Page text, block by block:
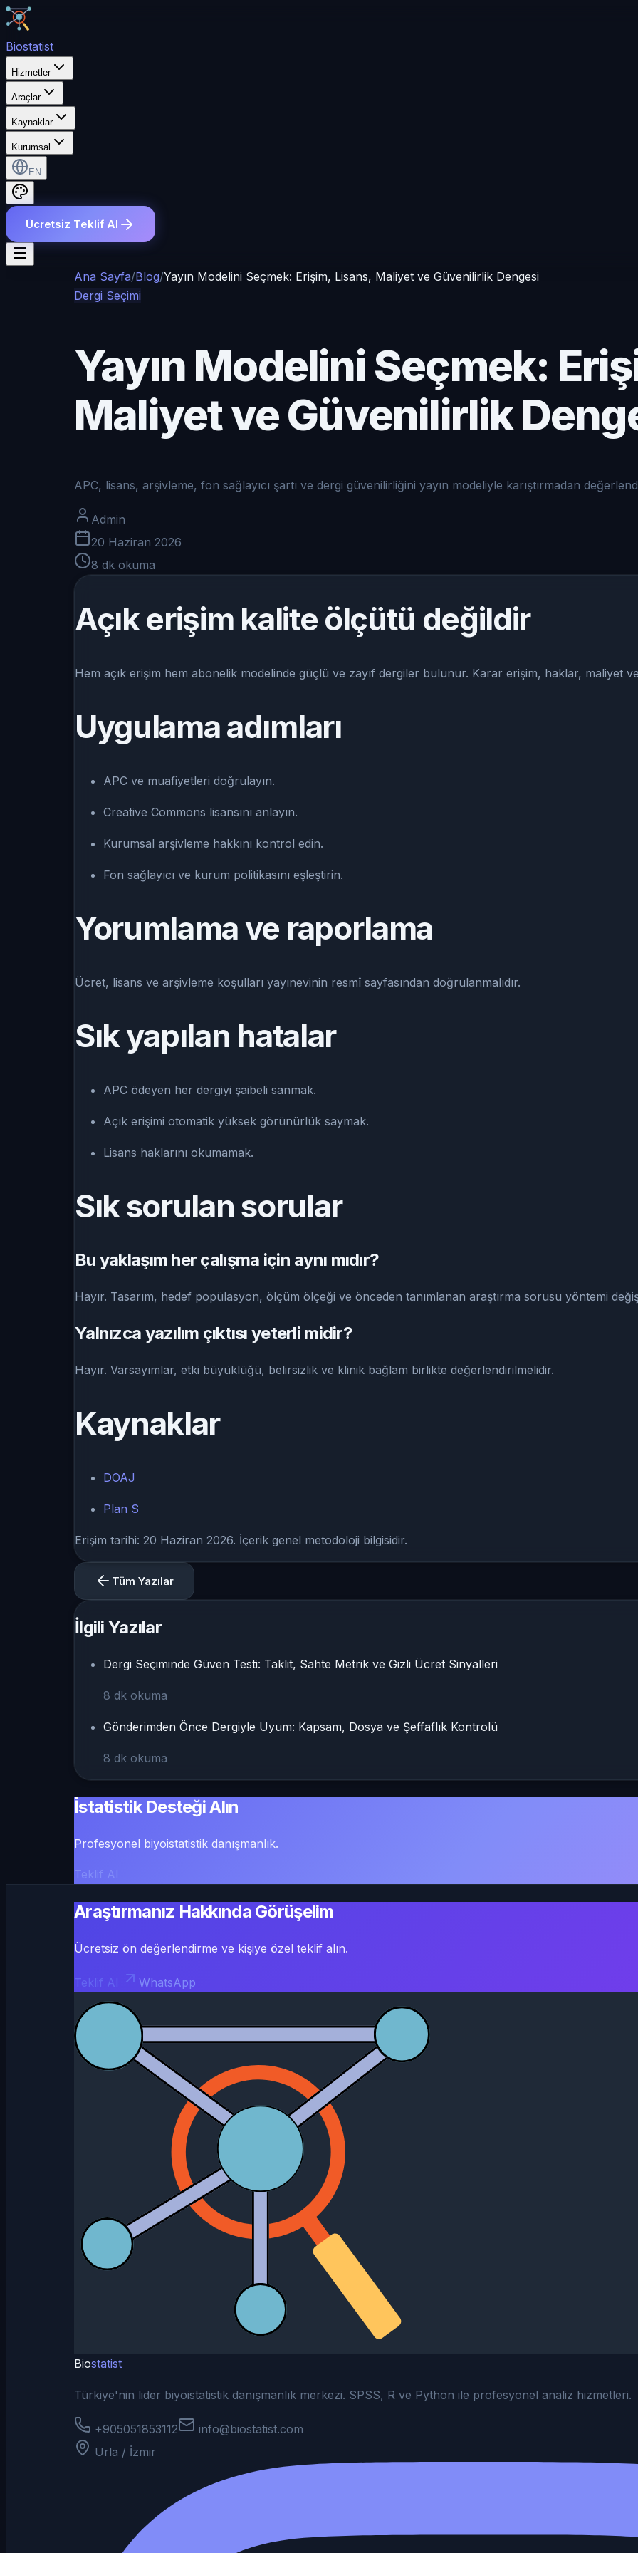
Biostatist
Hizmetler
Araçlar
Kaynaklar
Kurumsal
EN
Ücretsiz Teklif Al
Ana Sayfa/Blog/Yayın Modelini Seçmek: Erişim, Lisans, Maliyet ve Güvenilirlik Dengesi
Dergi Seçimi
Yayın Modelini Seçmek:
Maliyet ve Güvenilirlik
APC, lisans, arşivleme, fon sağlayıcı şartı ve dergi güvenilirliğini yayın modeliyle karıştırmadan
Admin
20 Haziran 2026
8 dk okuma
Açık erişim kalite ölçütü değildir
Hem açık erişim hem abonelik modelinde güçlü ve zayıf dergiler bulunur. Karar erişim, haklar, maliyet
Uygulama adımları
APC ve muafiyetleri doğrulayın.
Creative Commons lisansını anlayın.
Kurumsal arşivleme hakkını kontrol edin.
Fon sağlayıcı ve kurum politikasını eşleştirin.
Yorumlama ve raporlama
Ücret, lisans ve arşivleme koşulları yayınevinin resmî sayfasından doğrulanmalıdır.
Sık yapılan hatalar
APC ödeyen her dergiyi şaibeli sanmak.
Açık erişimi otomatik yüksek görünürlük saymak.
Lisans haklarını okumamak.
Sık sorulan sorular
Bu yaklaşım her çalışma için aynı mıdır?
Hayır. Tasarım, hedef popülasyon, ölçüm ölçeği ve önceden tanımlanan araştırma sorusu yöntemi
Yalnızca yazılım çıktısı yeterli midir?
Hayır. Varsayımlar, etki büyüklüğü, belirsizlik ve klinik bağlam birlikte değerlendirilmelidir.
Kaynaklar
DOAJ
Plan S
Erişim tarihi: 20 Haziran 2026. İçerik genel metodoloji bilgisidir.
Tüm Yazılar
İlgili Yazılar
Dergi Seçiminde Güven Testi: Taklit, Sahte Metrik ve Gizli Ücret Sinyalleri
8 dk okuma
Gönderimden Önce Dergiyle Uyum: Kapsam, Dosya ve Şeffaflık Kontrolü
8 dk okuma
İstatistik Desteği Alın
Profesyonel biyoistatistik danışmanlık.
Teklif Al
Araştırmanız Hakkında Görüşelim
Ücretsiz ön değerlendirme ve kişiye özel teklif alın.
Teklif Al WhatsApp
Biostatist
Türkiye'nin lider biyoistatistik danışmanlık merkezi. SPSS, R ve Python ile profesyonel analiz hizmetleri.
+905051853112
info@biostatist.com
Urla / İzmir